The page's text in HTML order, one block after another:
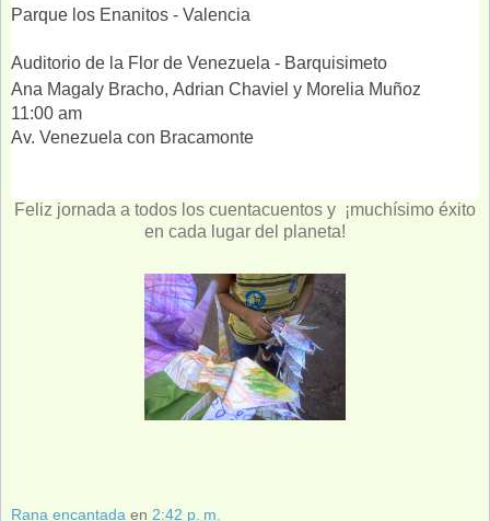
Parque los Enanitos - Valencia
Auditorio de la Flor de Venezuela - Barquisimeto
Ana Magaly Bracho, Adrian Chaviel y Morelia Muñoz
11:00 am
Av. Venezuela con Bracamonte
Feliz jornada a todos los cuentacuentos y ¡muchísimo éxito
en cada lugar del planeta!
Rana encantada en 2:42 p. m.